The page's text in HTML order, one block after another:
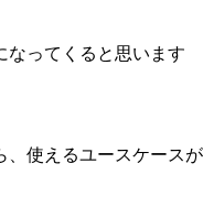
なってくると思います
、使えるユースケースが